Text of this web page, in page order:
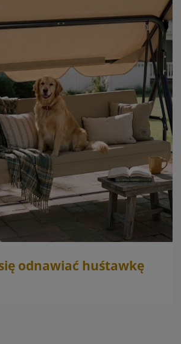
się odnawiać huśtawkę
kosztów.